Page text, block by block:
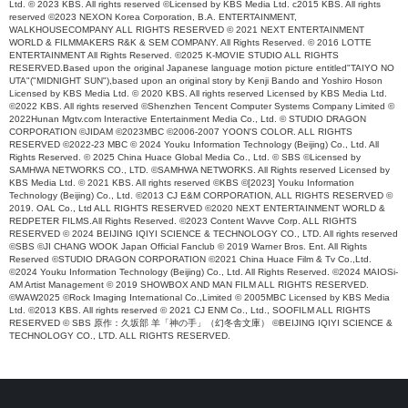
Ltd. © 2023 KBS. All rights reserved ©Licensed by KBS Media Ltd. c2015 KBS. All rights
reserved ©2023 NEXON Korea Corporation, B.A. ENTERTAINMENT,
WALKHOUSECOMPANY ALL RIGHTS RESERVED © 2021 NEXT ENTERTAINMENT
WORLD & FILMMAKERS R&K & SEM COMPANY. All Rights Reserved. © 2016 LOTTE
ENTERTAINMENT All Rights Reserved. ©2025 K-MOVIE STUDIO ALL RIGHTS
RESERVED.Based upon the original Japanese language motion picture entitled"TAIYO NO
UTA"("MIDNIGHT SUN"),based upon an original story by Kenji Bando and Yoshiro Hoson
Licensed by KBS Media Ltd. © 2020 KBS. All rights reserved Licensed by KBS Media Ltd.
©2022 KBS. All rights reserved ©Shenzhen Tencent Computer Systems Company Limited ©
2022Hunan Mgtv.com Interactive Entertainment Media Co., Ltd. © STUDIO DRAGON
CORPORATION ©JIDAM ©2023MBC ©2006-2007 YOON'S COLOR. ALL RIGHTS
RESERVED ©2022-23 MBC © 2024 Youku Information Technology (Beijing) Co., Ltd. All
Rights Reserved. © 2025 China Huace Global Media Co., Ltd. © SBS ©Licensed by
SAMHWA NETWORKS CO., LTD. ©SAMHWA NETWORKS. All Rights reserved Licensed by
KBS Media Ltd. © 2021 KBS. All rights reserved ©KBS ©[2023] Youku Information
Technology (Beijing) Co., Ltd. ©2013 CJ E&M CORPORATION, ALL RIGHTS RESERVED ©
2019. OAL Co., Ltd ALL RIGHTS RESERVED ©2020 NEXT ENTERTAINMENT WORLD &
REDPETER FILMS.All Rights Reserved. ©2023 Content Wavve Corp. ALL RIGHTS
RESERVED © 2024 BEIJING IQIYI SCIENCE & TECHNOLOGY CO., LTD. All rights reserved
©SBS ©JI CHANG WOOK Japan Official Fanclub © 2019 Warner Bros. Ent. All Rights
Reserved ©STUDIO DRAGON CORPORATION ©2021 China Huace Film & Tv Co.,Ltd.
©2024 Youku Information Technology (Beijing) Co., Ltd. All Rights Reserved. ©2024 MAIOSi-
AM Artist Management © 2019 SHOWBOX AND MAN FILM ALL RIGHTS RESERVED.
©WAW2025 ©Rock Imaging International Co.,Limited © 2005MBC Licensed by KBS Media
Ltd. ©2013 KBS. All rights reserved © 2021 CJ ENM Co., Ltd., SOOFILM ALL RIGHTS
RESERVED © SBS 原作：久坂部 羊「神の手」（幻冬舎文庫） ©BEIJING IQIYI SCIENCE &
TECHNOLOGY CO., LTD. ALL RIGHTS RESERVED.